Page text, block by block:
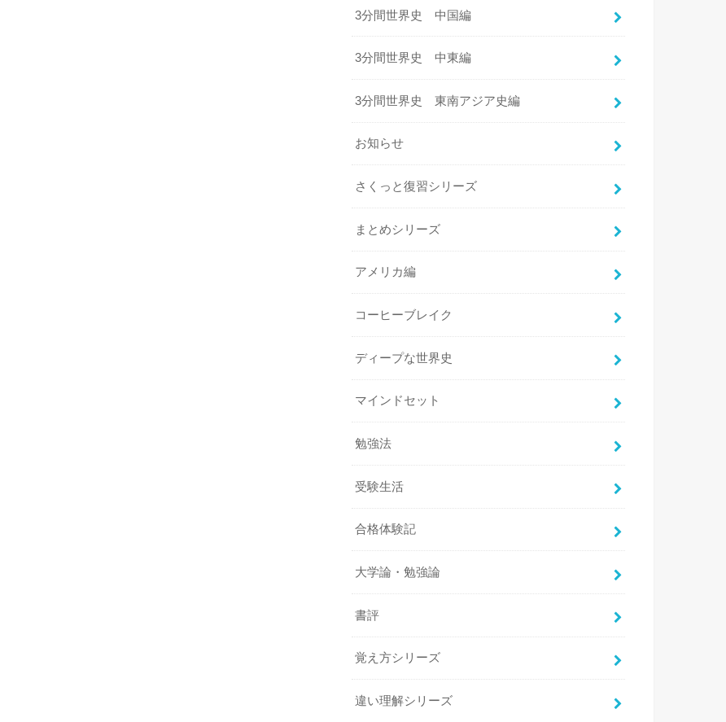
3分間世界史 中国編
3分間世界史 中東編
3分間世界史 東南アジア史編
お知らせ
さくっと復習シリーズ
まとめシリーズ
アメリカ編
コーヒーブレイク
ディープな世界史
マインドセット
勉強法
受験生活
合格体験記
大学論・勉強論
書評
覚え方シリーズ
違い理解シリーズ